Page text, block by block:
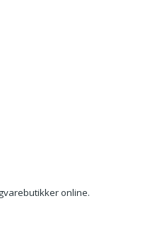
online.